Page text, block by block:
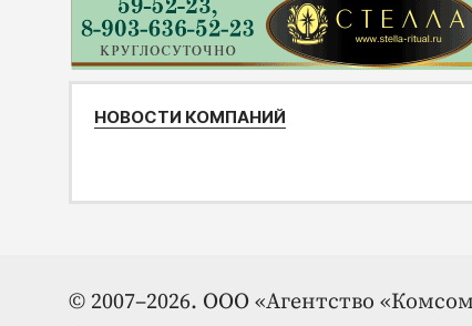
НОВОСТИ КОМПАНИЙ
© 2007–2026. ООО «Агентство